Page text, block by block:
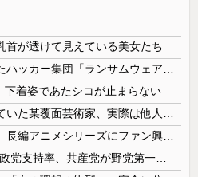
首が透けて見えている美女たち
下着姿であたシコが止まらない